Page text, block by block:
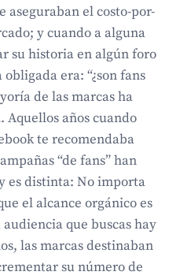
aseguraban el costo-por-
y cuando a alguna
su historia en algún foro
era: “¿son fans
de las marcas ha
años cuando
te recomendaba
“de fans” han
es distinta: No importa
el alcance orgánico es
que buscas hay
las marcas destinaban
su número de